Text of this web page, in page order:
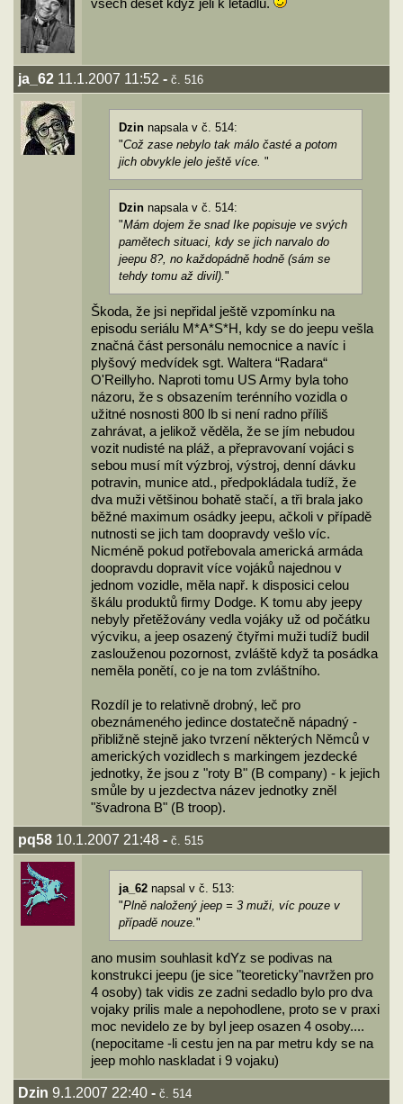
všech deset když jeli k letadlu.
ja_62 11.1.2007 11:52 - č. 516
Dzin napsala v č. 514:
"Což zase nebylo tak málo časté a potom
jich obvykle jelo ještě více. "
Dzin napsala v č. 514:
"Mám dojem že snad Ike popisuje ve svých
pamětech situaci, kdy se jich narvalo do
jeepu 8?, no každopádně hodně (sám se
tehdy tomu až divil)."
Škoda, že jsi nepřidal ještě vzpomínku na
episodu seriálu M*A*S*H, kdy se do jeepu vešla
značná část personálu nemocnice a navíc i
plyšový medvídek sgt. Waltera “Radara“
O'Reillyho. Naproti tomu US Army byla toho
názoru, že s obsazením terénního vozidla o
užitné nosnosti 800 lb si není radno příliš
zahrávat, a jelikož věděla, že se jím nebudou
vozit nudisté na pláž, a přepravovaní vojáci s
sebou musí mít výzbroj, výstroj, denní dávku
potravin, munice atd., předpokládala tudíž, že
dva muži většinou bohatě stačí, a tři brala jako
běžné maximum osádky jeepu, ačkoli v případě
nutnosti se jich tam doopravdy vešlo víc.
Nicméně pokud potřebovala americká armáda
doopravdu dopravit více vojáků najednou v
jednom vozidle, měla např. k disposici celou
škálu produktů firmy Dodge. K tomu aby jeepy
nebyly přetěžovány vedla vojáky už od počátku
výcviku, a jeep osazený čtyřmi muži tudíž budil
zaslouženou pozornost, zvláště když ta posádka
neměla ponětí, co je na tom zvláštního.
Rozdíl je to relativně drobný, leč pro
obeznámeného jedince dostatečně nápadný -
přibližně stejně jako tvrzení některých Němců v
amerických vozidlech s markingem jezdecké
jednotky, že jsou z "roty B" (B company) - k jejich
smůle by u jezdectva název jednotky zněl
"švadrona B" (B troop).
pq58 10.1.2007 21:48 - č. 515
ja_62 napsal v č. 513:
"Plně naložený jeep = 3 muži, víc pouze v
případě nouze."
ano musim souhlasit kdYz se podivas na
konstrukci jeepu (je sice "teoreticky"navržen pro
4 osoby) tak vidis ze zadni sedadlo bylo pro dva
vojaky prilis male a nepohodlene, proto se v praxi
moc nevidelo ze by byl jeep osazen 4 osoby....
(nepocitame -li cestu jen na par metru kdy se na
jeep mohlo naskladat i 9 vojaku)
Dzin 9.1.2007 22:40 - č. 514